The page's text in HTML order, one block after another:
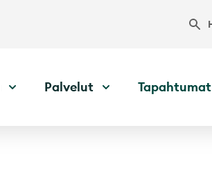
Haku
Palvelut Tapahtumat